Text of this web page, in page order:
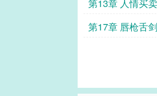
第13章 人情买卖
第17章 唇枪舌剑